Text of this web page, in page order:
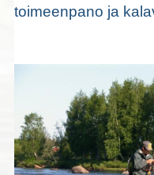
toimeenpano ja